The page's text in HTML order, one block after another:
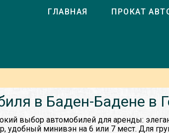
ГЛАВНАЯ ПРОКАТ
в Баден-Бадене в
выбор автомобилей для аренды:
удобный минивэн на 6 или 7 мест. Для